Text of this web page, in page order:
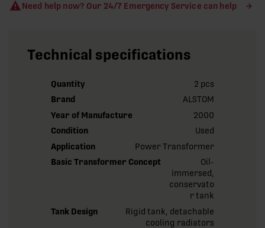
Need help now? Our 24/7 Emergency Service can help
Technical specifications
Quantity
2 pcs
Brand
ALSTOM
Year of Manufacture
2000
Condition
Used
Application
Power Transformer
Basic Transformer Concept
Oil-
immersed,
conservato
r tank
Tank Design
Rigid tank, detachable
cooling radiators